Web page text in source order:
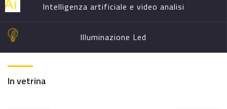
Intelligenza artificiale e video analisi
Illuminazione Led
In vetrina